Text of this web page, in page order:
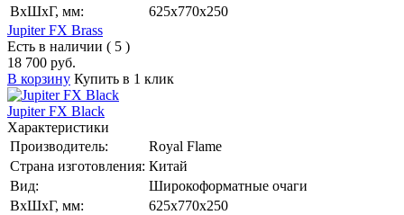
ВхШхГ, мм:
625x770x250
Jupiter FX Brass
Есть в наличии ( 5 )
18 700 руб.
В корзину Купить в 1 клик
Jupiter FX Black
Характеристики
Производитель:
Royal Flame
Страна изготовления: Китай
Вид:
Широкоформатные очаги
ВхШхГ, мм:
625x770x250